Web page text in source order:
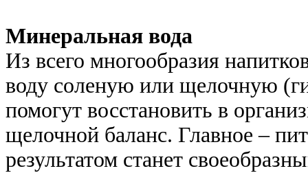
Минеральная вода
Из всего многообразия
воду соленую или щелочную
помогут восстановить в
щелочной баланс. Главное –
результатом станет